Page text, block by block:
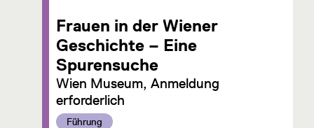
Frauen in der Wiener
Geschichte – Eine
Spurensuche
Wien Museum, Anmeldung
erforderlich
Kategorie:
Führung